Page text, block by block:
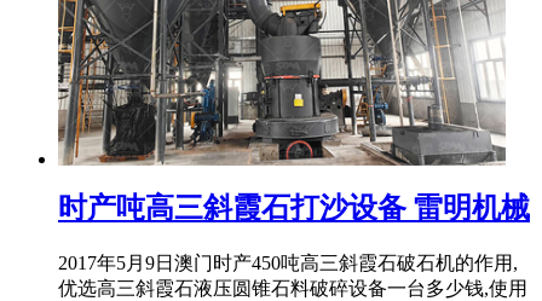
时产吨高三斜霞石打沙设备 雷明机械
2017年5月9日澳门时产450吨高三斜霞石破石机的作用,
优选高三斜霞石液压圆锥石料破碎设备一台多少钱,使用